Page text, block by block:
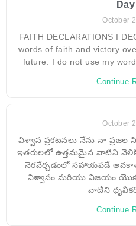
October
FAITH DECLARATIONS I
words of faith and victory
future. I do not use my
Continue
October
విశ్వాస ప్రకటనలు నేను నా ప్రజల
ఇతరులలో ఉత్తమమైన వాటిని
నెరవేర్చడంలో సహాయపడే
విశ్వాసం మరియు విజయం
వాటిని
Continue